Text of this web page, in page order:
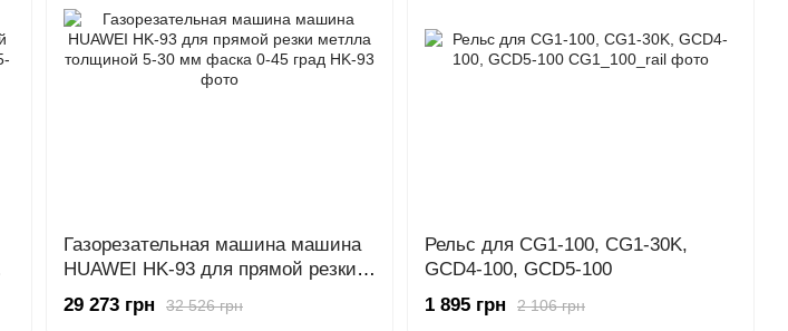
Газорезательная машина машина
HUAWEI HK-93 для прямой резки
метлла толщиной 5-30 мм фаска
0-45 град
32 526 грн
29 273 грн
Рельс для CG1-100, CG1-30K,
GCD4-100, GCD5-100
2 106 грн
1 895 грн